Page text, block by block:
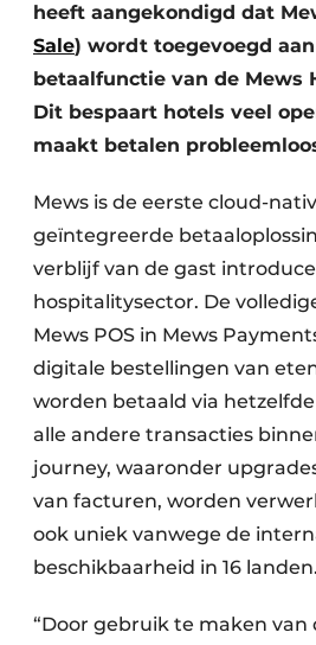
heeft aangekondigd dat
Sale) wordt toegevoegd
betaalfunctie van de Mews
Dit bespaart hotels veel
maakt betalen
Mews is de eerste cloud-
geïntegreerde
verblijf van de gast
hospitalitysector. De
Mews POS in Mews
digitale bestellingen van
worden betaald via
alle andere transacties
journey, waaronder
van facturen, worden
ook uniek vanwege de
beschikbaarheid in 16 landen.
“Door gebruik te maken van